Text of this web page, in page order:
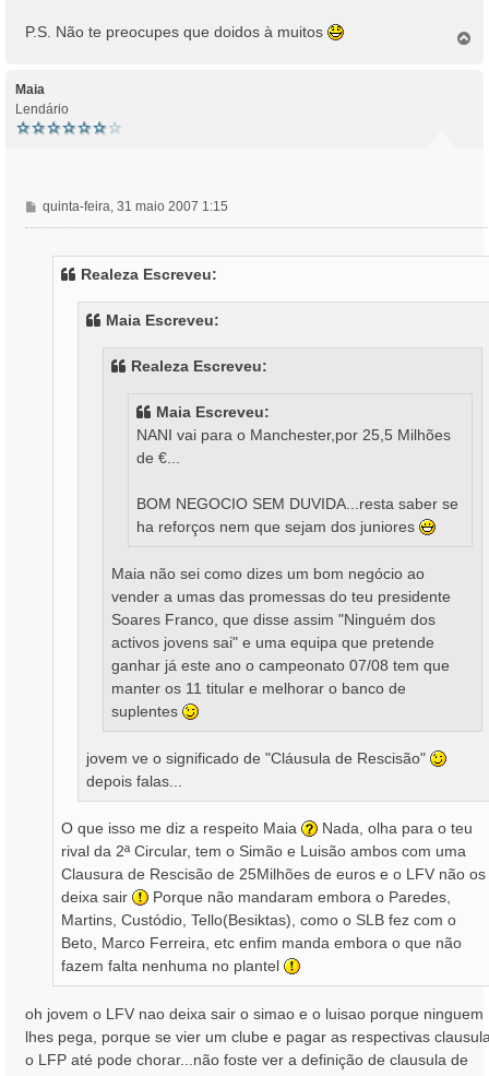
P.S. Não te preocupes que doidos à muitos
Maia
Lendário
M
e
quinta-feira, 31 maio 2007 1:15
Realeza Escreveu:
Maia Escreveu:
Realeza Escreveu:
Maia Escreveu:
NANI vai para o Manchester,por 25,5 Milhões
de €...
BOM NEGOCIO SEM DUVIDA...resta saber se
ha reforços nem que sejam dos juniores
Maia não sei como dizes um bom negócio ao
vender a umas das promessas do teu presidente
Soares Franco, que disse assim "Ninguém dos
activos jovens sai" e uma equipa que pretende
ganhar já este ano o campeonato 07/08 tem que
manter os 11 titular e melhorar o banco de
suplentes
jovem ve o significado de "Cláusula de Rescisão"
depois falas...
O que isso me diz a respeito Maia
Nada, olha para o teu
rival da 2ª Circular, tem o Simão e Luisão ambos com uma
Clausura de Rescisão de 25Milhões de euros e o LFV não os
deixa sair
Porque não mandaram embora o Paredes,
Martins, Custódio, Tello(Besiktas), como o SLB fez com o
Beto, Marco Ferreira, etc enfim manda embora o que não
fazem falta nenhuma no plantel
oh jovem o LFV nao deixa sair o simao e o luisao porque ninguem
lhes pega, porque se vier um clube e pagar as respectivas
o LFP até pode chorar...não foste ver a definição de clausula de